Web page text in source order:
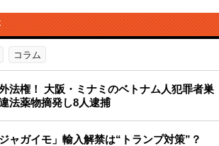
コラム
法権！ 大阪・ミナミのベトナム人犯罪者巣
法薬物摘発し8人逮捕
ジャガイモ」輸入解禁は“トランプ対策”？